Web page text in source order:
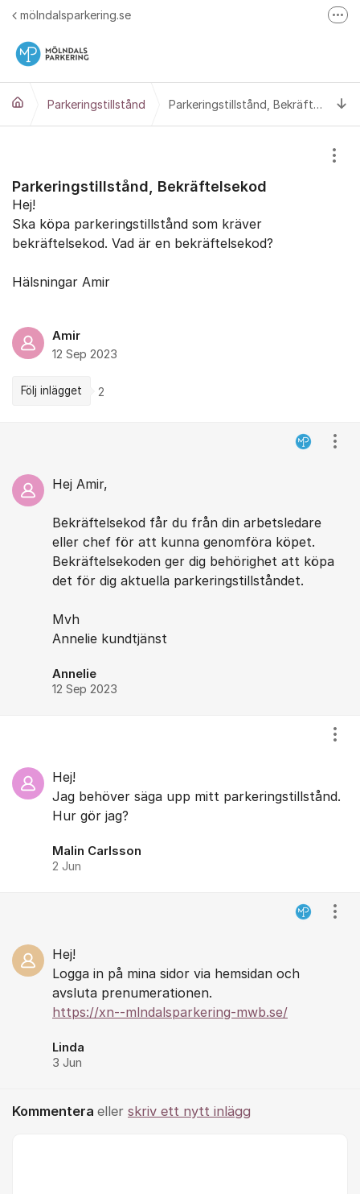
Hoppa till innehåll
mölndalsparkering.se
Parkeringstillstånd Parkeringstillstånd, Bekräftelsekod
Parkeringstillstånd, Bekräftelsekod
Hej!
Ska köpa parkeringstillstånd som kräver
bekräftelsekod. Vad är en bekräftelsekod?
Hälsningar Amir
Amir
12 Sep 2023
Följ inlägget 2
Hej Amir,
Bekräftelsekod får du från din arbetsledare
eller chef för att kunna genomföra köpet.
Bekräftelsekoden ger dig behörighet att köpa
det för dig aktuella parkeringstillståndet.
Mvh
Annelie kundtjänst
Annelie
12 Sep 2023
Hej!
Jag behöver säga upp mitt parkeringstillstånd.
Hur gör jag?
Malin Carlsson
2 Jun
Hej!
Logga in på mina sidor via hemsidan och
avsluta prenumerationen.
https://xn--mlndalsparkering-mwb.se/
Linda
3 Jun
Kommentera eller skriv ett nytt inlägg